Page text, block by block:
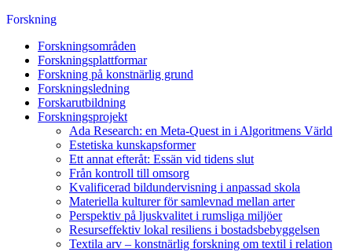
Forskning
Forskningsområden
Forskningsplattformar
Forskning på konstnärlig grund
Forskningsledning
Forskarutbildning
Forskningsprojekt
Ada Research: en Meta-Quest in i Algoritmens Värld
Estetiska kunskapsformer
Ett annat efteråt: Essän vid tidens slut
Från kontroll till omsorg
Kvalificerad bildundervisning i anpassad skola
Materiella kulturer för samlevnad mellan arter
Perspektiv på ljuskvalitet i rumsliga miljöer
Resurseffektiv lokal resiliens i bostadsbebyggelsen
Textila arv – konstnärlig forskning om textil i relation